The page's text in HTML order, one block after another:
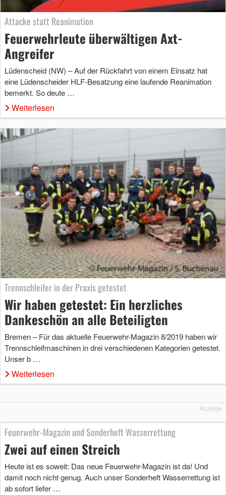
Attacke statt Reanimation
Feuerwehrleute überwältigen Axt-
Angreifer
Lüdenscheid (NW) – Auf der Rückfahrt von einem Einsatz hat
eine Lüdenscheider HLF-Besatzung eine laufende Reanimation
bemerkt. So deute …
Weiterlesen
Trennschleifer in der Praxis getestet
Wir haben getestet: Ein herzliches
Dankeschön an alle Beteiligten
Bremen – Für das aktuelle Feuerwehr-Magazin 8/2019 haben wir
Trennschleifmaschinen in drei verschiedenen Kategorien getestet.
Unser b …
Weiterlesen
Anzeige
Feuerwehr-Magazin und Sonderheft Wasserrettung
Zwei auf einen Streich
Heute ist es soweit: Das neue Feuerwehr-Magazin ist da! Und
damit noch nicht genug. Auch unser Sonderheft Wasserrettung ist
ab sofort liefer …